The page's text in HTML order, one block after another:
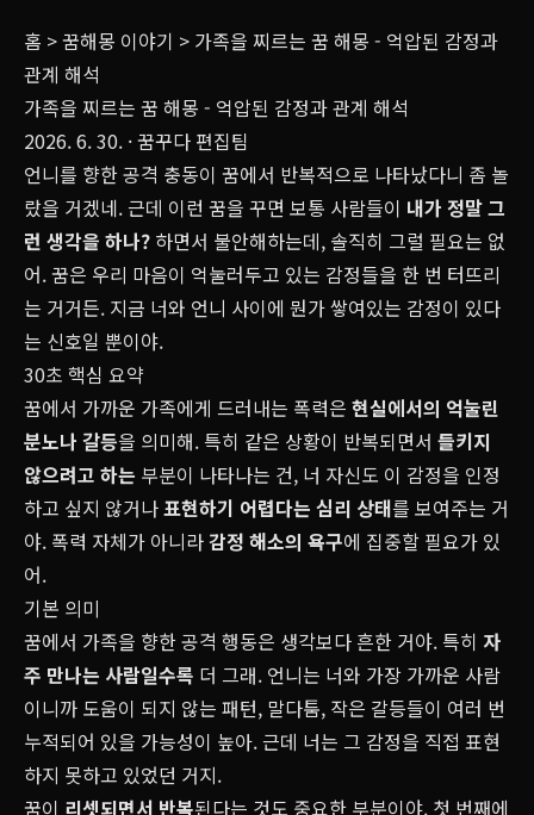
홈 >꿈해몽 이야기 > 가족을 찌르는 꿈 해몽 - 억압된 감정과
관계 해석
가족을 찌르는 꿈 해몽 - 억압된 감정과 관계 해석
2026. 6. 30. · 꿈꾸다 편집팀
언니를 향한 공격 충동이 꿈에서 반복적으로 나타났다니 좀 놀
랐을 거겠네. 근데 이런 꿈을 꾸면 보통 사람들이 내가 정말 그
런 생각을 하나? 하면서 불안해하는데, 솔직히 그럴 필요는 없
어. 꿈은 우리 마음이 억눌러두고 있는 감정들을 한 번 터뜨리
는 거거든. 지금 너와 언니 사이에 뭔가 쌓여있는 감정이 있다
는 신호일 뿐이야.
30초 핵심 요약
꿈에서 가까운 가족에게 드러내는 폭력은 현실에서의 억눌린
분노나 갈등을 의미해. 특히 같은 상황이 반복되면서 들키지
않으려고 하는 부분이 나타나는 건, 너 자신도 이 감정을 인정
하고 싶지 않거나표현하기 어렵다는 심리 상태를 보여주는 거
야. 폭력 자체가 아니라감정 해소의 욕구에 집중할 필요가 있
어.
기본 의미
꿈에서 가족을 향한 공격 행동은 생각보다 흔한 거야. 특히 자
주 만나는 사람일수록 더 그래. 언니는 너와 가장 가까운 사람
이니까 도움이 되지 않는 패턴, 말다툼, 작은 갈등들이 여러 번
누적되어 있을 가능성이 높아. 근데 너는 그 감정을 직접 표현
하지 못하고 있었던 거지.
꿈이 리셋되면서 반복된다는 것도 중요한 부분이야. 첫 번째에